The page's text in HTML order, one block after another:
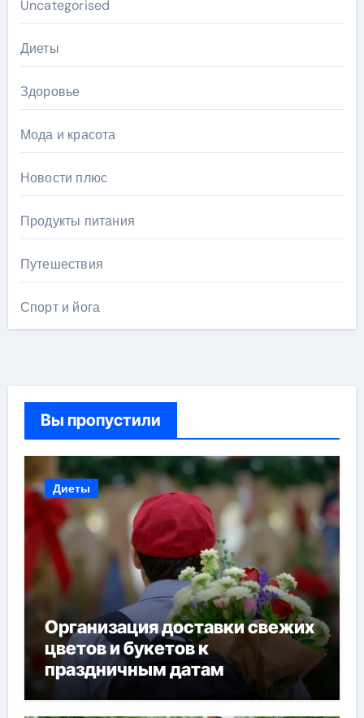
Uncategorised
Диеты
Здоровье
Мода и красота
Новости плюс
Продукты питания
Путешествия
Спорт и йога
Вы пропустили
Диеты
Организация доставки свежих
цветов и букетов к
праздничным датам